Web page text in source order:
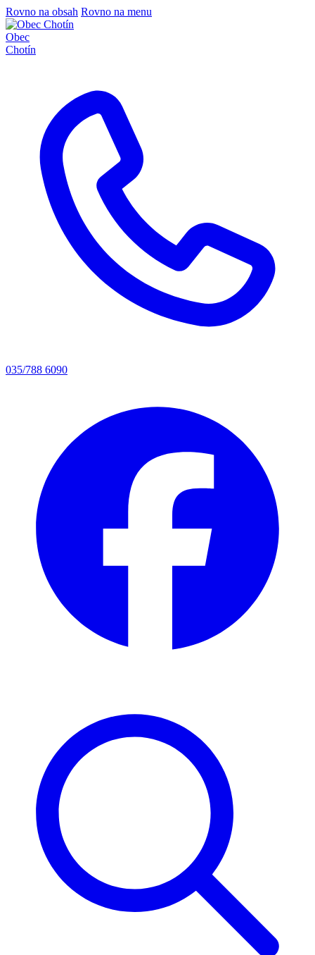
Rovno na obsah Rovno na menu
Obec
Chotín
035/788 6090